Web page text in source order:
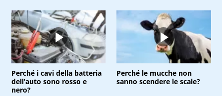
Perché i cavi della batteria
dell’auto sono rosso e
nero?
Perché le mucche non
sanno scendere le scale?